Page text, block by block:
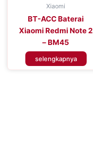
Xiaomi
BT-ACC Baterai
Xiaomi Redmi Note 2
– BM45
selengkapnya